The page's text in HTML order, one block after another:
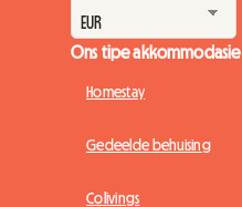
Ons tipe akkommodasie
Homestay
Gedeelde behuising
Colivings